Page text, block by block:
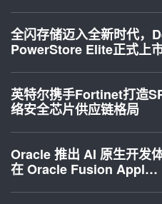
全闪存储迈入全新时代，
PowerStore Elite正式上
英特尔携手Fortinet打造
络安全芯片供应链格局
Oracle 推出 AI 原生开发
在 Oracle Fusion Appl…